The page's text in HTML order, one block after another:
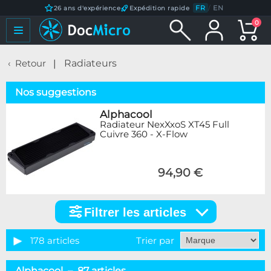
26 ans d'expérience Expédition rapide FR / EN
0
Retour Radiateurs
Nos suggestions
Alphacool
Radiateur NexXxoS XT45 Full
Cuivre 360 - X-Flow
94,90 €
articles
Catégorie
Filtrer les articles
178 articles Trier par